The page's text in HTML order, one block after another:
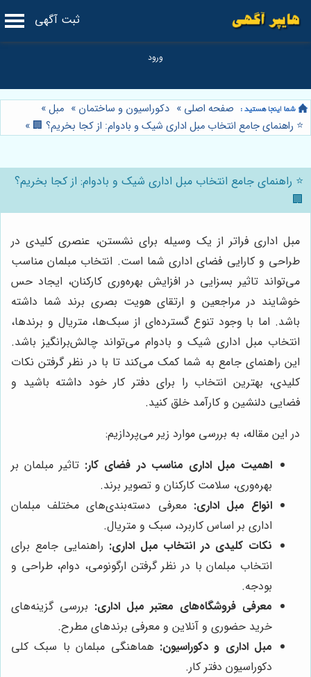
ثبت آگهی
صفحه اصلی » دکوراسیون و ساختمان » مبل»
⭐️ راهنمای جامع انتخاب مبل اداری شیک و بادوام: از کجا بخریم؟ 🏢 »
⭐️ راهنمای جامع انتخاب مبل اداری شیک و بادوام: از کجا بخریم؟
🏢
مبل اداری فراتر از یک وسیله برای نشستن، عنصری کلیدی در
طراحی و کارایی فضای اداری شما است. انتخاب مبلمان مناسب
می‌تواند تاثیر بسزایی در افزایش بهره‌وری کارکنان، ایجاد حس
خوشایند در مراجعین و ارتقای هویت بصری برند شما داشته
باشد. اما با وجود تنوع گسترده‌ای از سبک‌ها، متریال و برندها،
انتخاب مبل اداری شیک و بادوام می‌تواند چالش‌برانگیز باشد.
این راهنمای جامع به شما کمک می‌کند تا با در نظر گرفتن نکات
کلیدی، بهترین انتخاب را برای دفتر کار خود داشته باشید و
فضایی دلنشین و کارآمد خلق کنید.
در این مقاله، به بررسی موارد زیر می‌پردازیم:
اهمیت مبل اداری مناسب در فضای کار: تاثیر مبلمان بر
بهره‌وری، سلامت کارکنان و تصویر برند.
انواع مبل اداری: معرفی دسته‌بندی‌های مختلف مبلمان
اداری بر اساس کاربرد، سبک و متریال.
نکات کلیدی در انتخاب مبل اداری: راهنمایی جامع برای
انتخاب مبلمان با در نظر گرفتن ارگونومی، دوام، طراحی و
بودجه.
معرفی فروشگاه‌های معتبر مبل اداری: بررسی گزینه‌های
خرید حضوری و آنلاین و معرفی برندهای مطرح.
مبل اداری و دکوراسیون: هماهنگی مبلمان با سبک کلی
دکوراسیون دفتر کار.